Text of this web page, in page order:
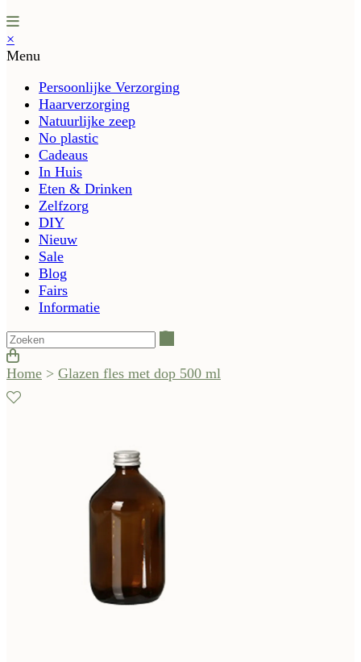
×
Menu
Persoonlijke Verzorging
Haarverzorging
Natuurlijke zeep
No plastic
Cadeaus
In Huis
Eten & Drinken
Zelfzorg
DIY
Nieuw
Sale
Blog
Fairs
Informatie
Home > Glazen fles met dop 500 ml